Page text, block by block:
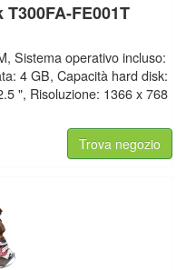
FE001T
Sistema operativo incluso:
4 GB, Capacità hard disk:
", Risoluzione: 1366 x 768
Trova negozio